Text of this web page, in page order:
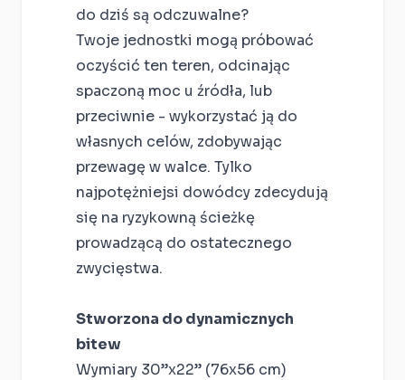
do dziś są odczuwalne?
Twoje jednostki mogą próbować
oczyścić ten teren, odcinając
spaczoną moc u źródła, lub
przeciwnie - wykorzystać ją do
własnych celów, zdobywając
przewagę w walce. Tylko
najpotężniejsi dowódcy zdecydują
się na ryzykowną ścieżkę
prowadzącą do ostatecznego
zwycięstwa.
Stworzona do dynamicznych
bitew
Wymiary 30”x22” (76x56 cm)